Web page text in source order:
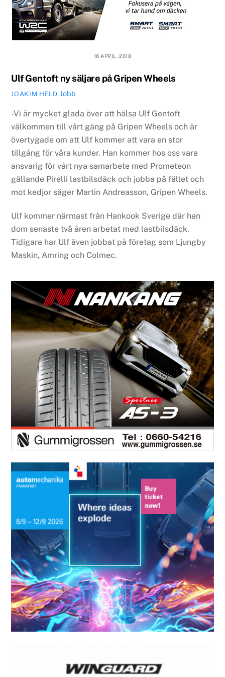
16 APRIL, 2018
Ulf Gentoft ny säljare på Gripen Wheels
JOAKIM HELD Jobb
-Vi är mycket glada över att hälsa Ulf Gentoft
välkommen till vårt gäng på Gripen Wheels och är
övertygade om att Ulf kommer att vara en stor
tillgång för våra kunder. Han kommer hos oss vara
ansvarig för vårt nya samarbete med Prometeon
gällande Pirelli lastbilsdäck och jobba på fältet och
mot kedjor säger Martin Andreasson, Gripen Wheels.
Ulf kommer närmast från Hankook Sverige där han
dom senaste två åren arbetat med lastbilsdäck.
Tidigare har Ulf även jobbat på företag som Ljungby
Maskin, Amring och Colmec.